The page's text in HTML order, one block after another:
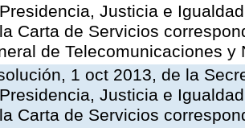
Justicia e
Carta de Servicios
de Telecomunicaciones y
1 oct 2013, de la
Justicia e
Carta de Servicios